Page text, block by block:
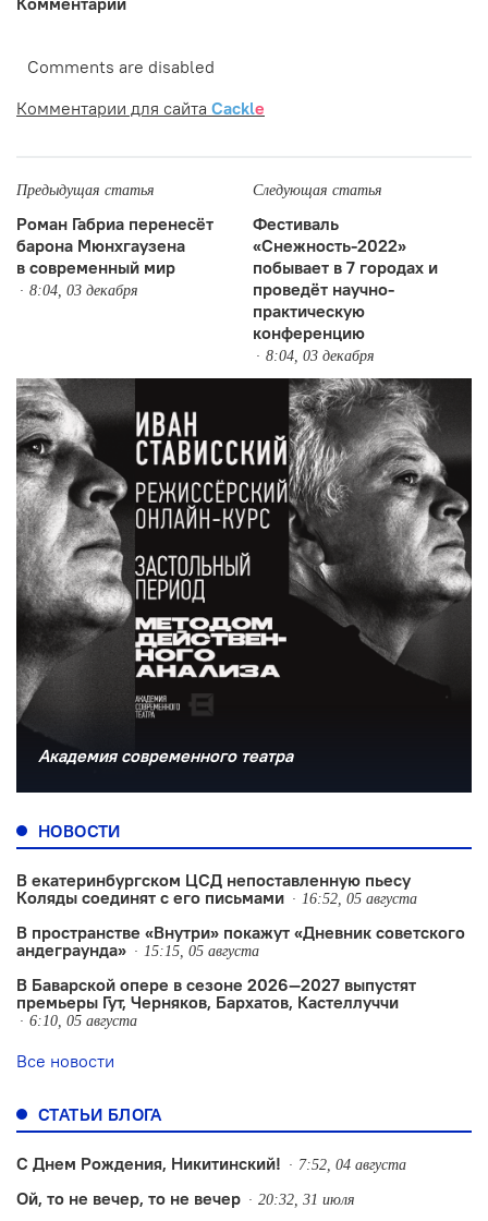
Comments are disabled
Комментарии для сайта Cackle
Предыдущая статья
Роман Габриа перенесёт
барона Мюнхгаузена
в современный мир
8:04, 03 декабря
Следующая статья
Фестиваль
«Снежность-2022»
побывает в 7 городах и
проведёт научно-
практическую
конференцию
8:04, 03 декабря
Академия современного театра
НОВОСТИ
В екатеринбургском ЦСД непоставленную пьесу
Коляды соединят с его письмами
16:52, 05 августа
В пространстве «Внутри» покажут «Дневник советского
андеграунда»
15:15, 05 августа
В Баварской опере в сезоне 2026—2027 выпустят
премьеры Гут, Черняков, Бархатов, Кастеллуччи
6:10, 05 августа
Все новости
СТАТЬИ БЛОГА
С Днем Рождения, Никитинский! 7:52, 04 августа
Ой, то не вечер, то не вечер 20:32, 31 июля